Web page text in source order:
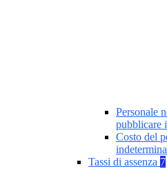
Personale
pubblicare
Costo del
Tassi di assenza 7